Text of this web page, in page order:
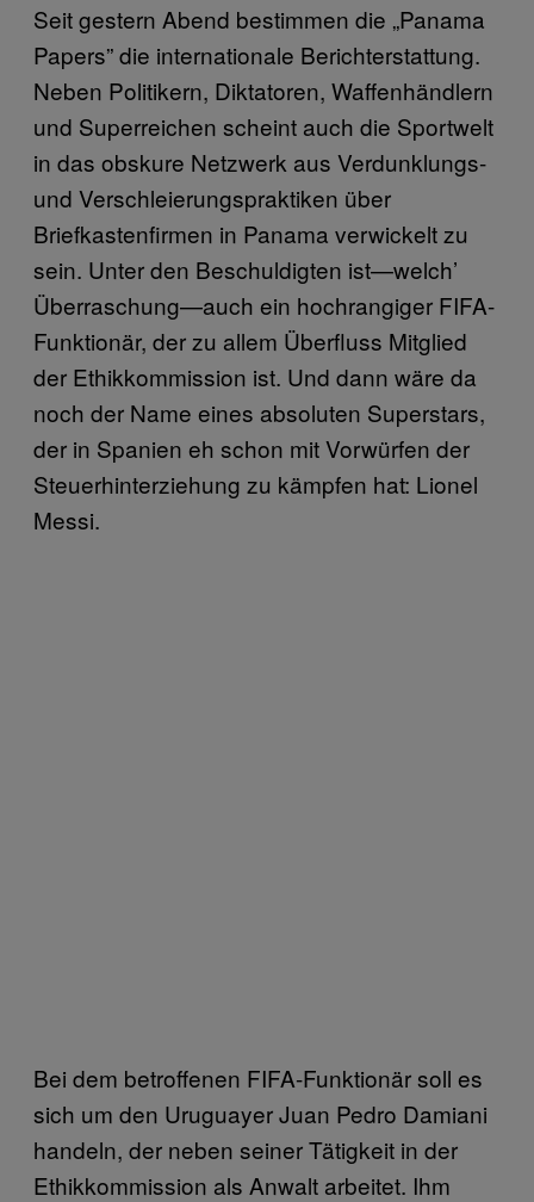
Seit gestern Abend bestimmen die „Panama
Papers” die internationale Berichterstattung.
Neben Politikern, Diktatoren, Waffenhändlern
und Superreichen scheint auch die Sportwelt
in das obskure Netzwerk aus Verdunklungs-
und Verschleierungspraktiken über
Briefkastenfirmen in Panama verwickelt zu
sein. Unter den Beschuldigten ist—welch’
Überraschung—auch ein hochrangiger FIFA-
Funktionär, der zu allem Überfluss Mitglied
der Ethikkommission ist. Und dann wäre da
noch der Name eines absoluten Superstars,
der in Spanien eh schon mit Vorwürfen der
Steuerhinterziehung zu kämpfen hat: Lionel
Messi.
Bei dem betroffenen FIFA-Funktionär soll es
sich um den Uruguayer Juan Pedro Damiani
handeln, der neben seiner Tätigkeit in der
Ethikkommission als Anwalt arbeitet. Ihm